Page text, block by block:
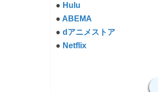
● Hulu
● ABEMA
● dアニメストア
● Netflix